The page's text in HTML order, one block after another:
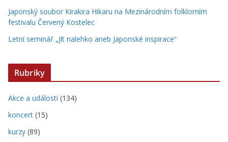
Japonský soubor Kirakira Hikaru na Mezinárodním folklorním
festivalu Červený Kostelec
Letní seminář „Jít nalehko aneb Japonské inspirace“
Rubriky
Akce a události (134)
koncert (15)
kurzy (89)